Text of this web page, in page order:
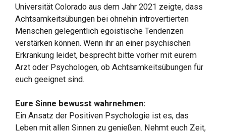
Universität Colorado aus dem Jahr 2021 zeigte, dass
Achtsamkeitsübungen bei ohnehin introvertierten
Menschen gelegentlich egoistische Tendenzen
verstärken können. Wenn ihr an einer psychischen
Erkrankung leidet, besprecht bitte vorher mit eurem
Arzt oder Psychologen, ob Achtsamkeitsübungen für
euch geeignet sind.
Eure Sinne bewusst wahrnehmen:
Ein Ansatz der Positiven Psychologie ist es, das
Leben mit allen Sinnen zu genießen. Nehmt euch Zeit,